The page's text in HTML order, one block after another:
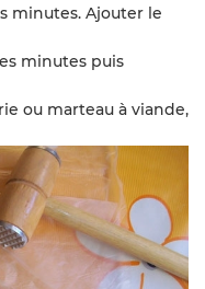
minutes. Ajouter le
minutes puis
ou marteau à viande,